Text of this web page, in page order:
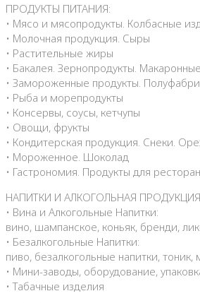
ПРОДУКТЫ ПИТАНИЯ:
• Мясо и мясопродукты. Колбасные
• Молочная продукция. Сыры
• Растительные жиры
• Бакалея. Зернопродукты.
• Замороженные продукты.
• Рыба и морепродукты
• Консервы, соусы, кетчупы
• Овощи, фрукты
• Кондитерская продукция. Снеки.
• Мороженное. Шоколад
• Гастрономия. Продукты для
НАПИТКИ И АЛКОГОЛЬНАЯ
• Вина и Алкогольные Напитки:
вино, шампанское, коньяк, бренди,
• Безалкогольные Напитки:
пиво, безалкогольные напитки,
• Мини-заводы, оборудование,
• Табачные изделия